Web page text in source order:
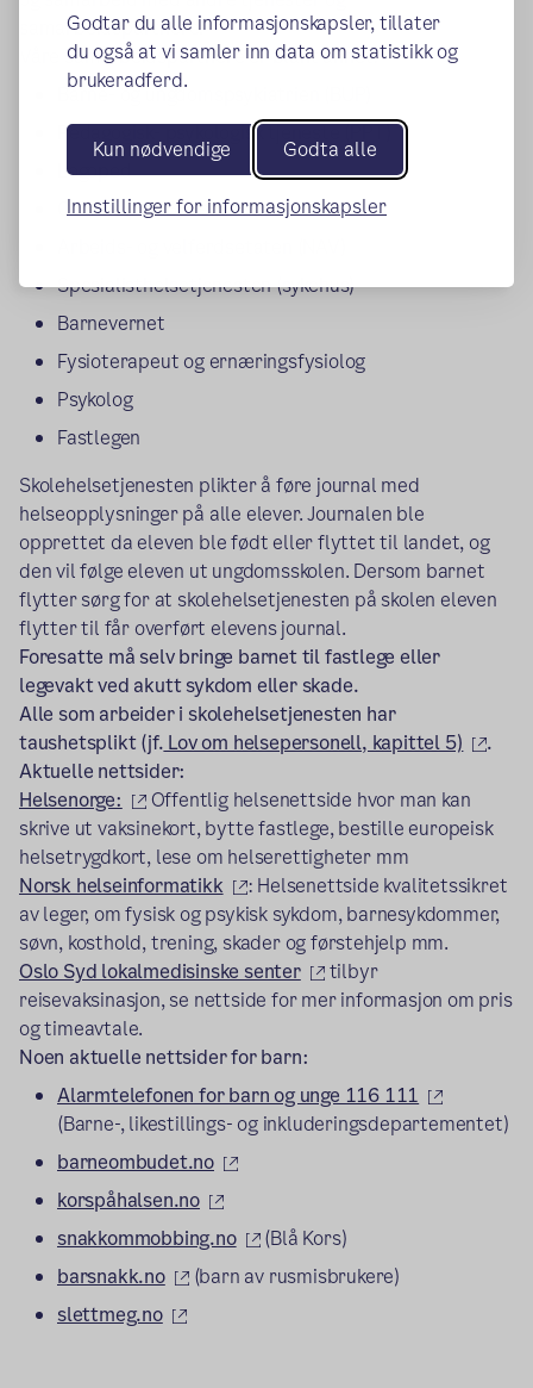
Godtar du alle informasjonskapsler, tillater
du også at vi samler inn data om statistikk og
brukeradferd.
Kun nødvendige Godta alle
Innstillinger for informasjonskapsler
samarbeidspartnere.
Våre samarbeidspartnere er blant annet:
Barne- og ungdomspsykiatrien (BUP)
Pedagogisk- psykologisk tjeneste (PPT)
Logoped
Oslohjelpen Bydel Søndre Nordstrand
Spesialisthelsetjenesten (sykehus)
Barnevernet
Fysioterapeut og ernæringsfysiolog
Psykolog
Fastlegen
Skolehelsetjenesten plikter å føre journal med
helseopplysninger på alle elever. Journalen ble
opprettet da eleven ble født eller flyttet til landet, og
den vil følge eleven ut ungdomsskolen. Dersom barnet
flytter sørg for at skolehelsetjenesten på skolen eleven
flytter til får overført elevens journal.
Foresatte må selv bringe barnet til fastlege eller
legevakt ved akutt sykdom eller skade.
Alle som arbeider i skolehelsetjenesten har
taushetsplikt (jf. Lov om helsepersonell, kapittel 5)
.
Aktuelle nettsider:
Helsenorge:
(ekstern lenke)
Offentlig helsenettside hvor man kan
skrive ut vaksinekort, bytte fastlege, bestille europeisk
helsetrygdkort, lese om helserettigheter mm
Norsk helseinformatikk
(ekstern lenke)
: Helsenettside kvalitetssikret
av leger, om fysisk og psykisk sykdom, barnesykdommer,
søvn, kosthold, trening, skader og førstehjelp mm.
Oslo Syd lokalmedisinske senter
(ekstern lenke)
tilbyr
reisevaksinasjon, se nettside for mer informasjon om pris
og timeavtale.
Noen aktuelle nettsider for barn:
Alarmtelefonen for barn og unge 116 111
(ekstern
(Barne-, likestillings- og inkluderingsdepartementet)
barneombudet.no
(ekstern lenke)
korspåhalsen.no
(ekstern lenke)
snakkommobbing.no
(ekstern lenke)
(Blå Kors)
barsnakk.no
(ekstern lenke)
(barn av rusmisbrukere)
slettmeg.no
(ekstern lenke)